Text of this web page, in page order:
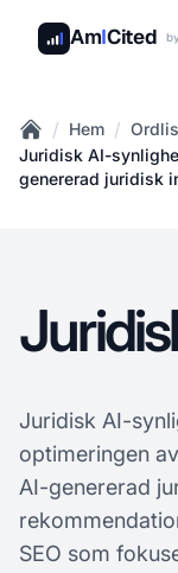
AmICited by
Home
/ Hem /
Juridisk AI-
genererad juridisk
Juridisk AI-
optimeringen
AI-genererad
SEO som